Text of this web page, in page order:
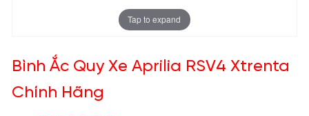
Tap to expand
Bình Ắc Quy Xe Aprilia RSV4 Xtrenta
Chính Hãng